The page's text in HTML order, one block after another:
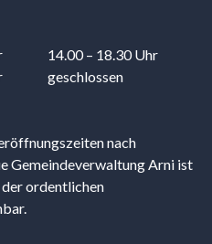
14.00 – 18.30 Uhr
geschlossen
nach
Gemeindeverwaltung Arni ist
ordentlichen